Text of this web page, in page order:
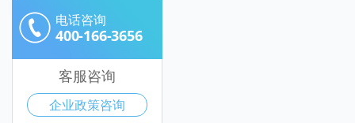
电话咨询
400-166-3656
客服咨询
企业政策咨询